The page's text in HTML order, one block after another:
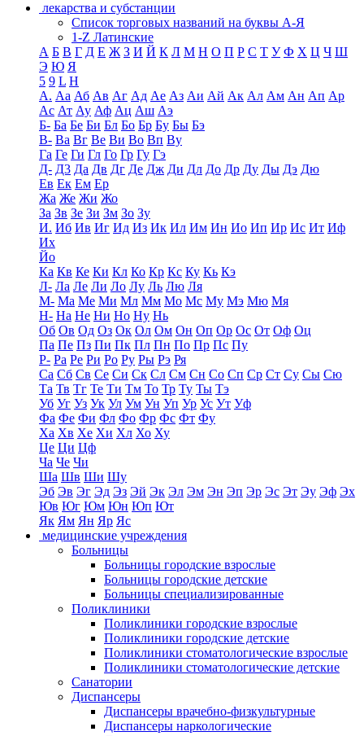
лекарства и субстанции
Список торговых названий на буквы А-Я
1-Z Латинские
А Б В Г Д Е Ж З И Й К Л М Н О П Р С Т У Ф Х Ц Ч Ш
Э Ю Я
5 9 L H
А. Аа Аб Ав Аг Ад Ае Аз Аи Ай Ак Ал Ам Ан Ап Ар
Ас Ат Ау Аф Ац Аш Аэ
Б- Ба Бе Би Бл Бо Бр Бу Бы Бэ
В- Ва Вг Ве Ви Во Вп Ву
Га Ге Ги Гл Го Гр Гу Гэ
Д- Д3 Да Дв Дг Де Дж Ди Дл До Др Ду Ды Дэ Дю
Ев Ек Ем Ер
Жа Же Жи Жо
За Зв Зе Зи Зм Зо Зу
И. Иб Ив Иг Ид Из Ик Ил Им Ин Ио Ип Ир Ис Ит Иф
Их
Йо
Ка Кв Ке Ки Кл Ко Кр Кс Ку Кь Кэ
Л- Ла Ле Ли Ло Лу Ль Лю Ля
М- Ма Ме Ми Мл Мм Мо Мс Му Мэ Мю Мя
Н- На Не Ни Но Ну Нь
Об Ов Од Оз Ок Ол Ом Он Оп Ор Ос От Оф Оц
Па Пе Пз Пи Пк Пл Пн По Пр Пс Пу
Р- Ра Ре Ри Ро Ру Ры Рэ Ря
Са Сб Св Се Си Ск Сл См Сн Со Сп Ср Ст Су Сы Сю
Та Тв Тг Те Ти Тм То Тр Ту Ты Тэ
Уб Уг Уз Ук Ул Ум Ун Уп Ур Ус Ут Уф
Фа Фе Фи Фл Фо Фр Фс Фт Фу
Ха Хв Хе Хи Хл Хо Ху
Це Ци Цф
Ча Че Чи
Ша Шв Ши Шу
Эб Эв Эг Эд Эз Эй Эк Эл Эм Эн Эп Эр Эс Эт Эу Эф Эх
Юв Юг Юм Юн Юп Ют
Як Ям Ян Яр Яс
медицинские учреждения
Больницы
Больницы городские взрослые
Больницы городские детские
Больницы специализированные
Поликлиники
Поликлиники городские взрослые
Поликлиники городские детские
Поликлиники стоматологические взрослые
Поликлиники стоматологические детские
Санатории
Диспансеры
Диспансеры врачебно-физкультурные
Диспансеры наркологические